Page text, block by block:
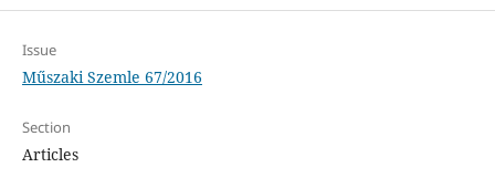
Issue
Műszaki Szemle 67/2016
Section
Articles